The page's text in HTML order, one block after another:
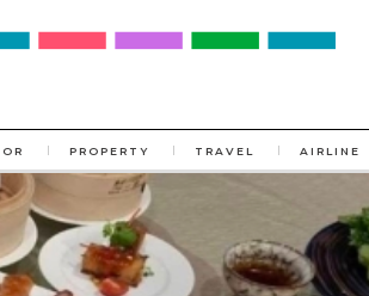
PROPERTY TRAVEL AIRLINE